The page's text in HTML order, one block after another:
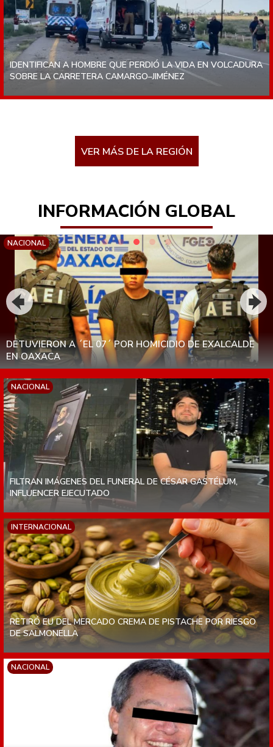
IDENTIFICAN A HOMBRE QUE PERDIÓ LA VIDA EN VOLCADURA
SOBRE LA CARRETERA CAMARGO–JIMÉNEZ
VER MÁS DE LA REGIÓN
INFORMACIÓN GLOBAL
NACIONAL
¿QUÉ PASA SI CONSUMO CARNE DE RES INFECTADA CON
GUSANO BARRENADOR?
NACIONAL
FILTRAN IMÁGENES DEL FUNERAL DE CÉSAR GASTÉLUM,
INFLUENCER EJECUTADO
INTERNACIONAL
RETIRÓ EU DEL MERCADO CREMA DE PISTACHE POR RIESGO
DE SALMONELLA
NACIONAL